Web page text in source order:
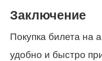
Заключение
Покупка билета на
удобно и быстро